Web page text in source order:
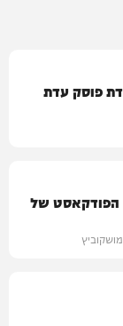
פוסק עדת
מבפנים: הפודקאסט של